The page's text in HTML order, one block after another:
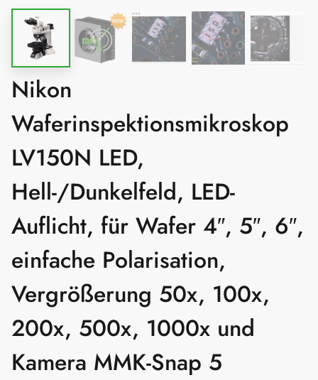
Nikon
Waferinspektionsmikroskop
LV150N LED,
Hell-/Dunkelfeld, LED-
Auflicht, für Wafer 4″, 5″, 6″,
einfache Polarisation,
Vergrößerung 50x, 100x,
200x, 500x, 1000x und
Kamera MMK-Snap 5